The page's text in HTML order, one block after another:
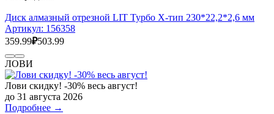
Диск алмазный отрезной LIT Турбо Х-тип 230*22,2*2,6 мм
Артикул: 156358
359.99₽503.99
ЛОВИ
Лови скидку! -30% весь август!
до 31 августа 2026
Подробнее →